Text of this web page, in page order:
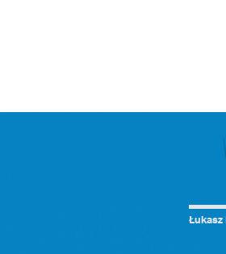
Łukasz